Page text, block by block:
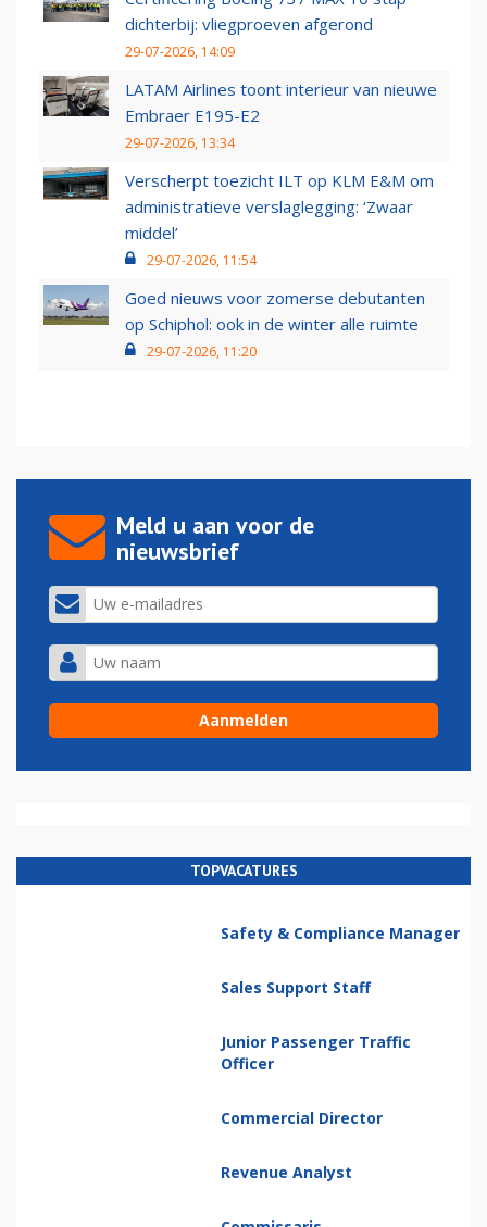
dichterbij: vliegproeven afgerond
29-07-2026, 14:09
LATAM Airlines toont interieur van nieuwe
Embraer E195-E2
29-07-2026, 13:34
Verscherpt toezicht ILT op KLM E&M om
administratieve verslaglegging: ‘Zwaar
middel’
29-07-2026, 11:54
Goed nieuws voor zomerse debutanten
op Schiphol: ook in de winter alle ruimte
29-07-2026, 11:20
Meld u aan voor de
nieuwsbrief
TOPVACATURES
Safety & Compliance Manager
Sales Support Staff
Junior Passenger Traffic
Officer
Commercial Director
Revenue Analyst